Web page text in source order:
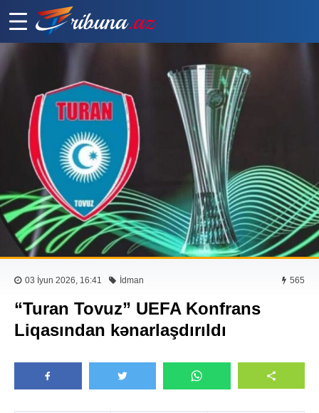
03 İyun 2026, 16:41 İdman 565
“Turan Tovuz” UEFA Konfrans
Liqasından kənarlaşdırıldı